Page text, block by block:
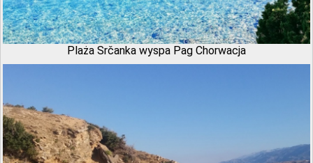
Plaża Srčanka wyspa Pag Chorwacja